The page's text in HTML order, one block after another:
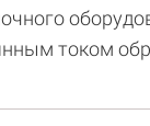
током